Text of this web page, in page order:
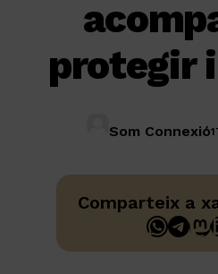
protegir
Som Connexió
Comparteix a